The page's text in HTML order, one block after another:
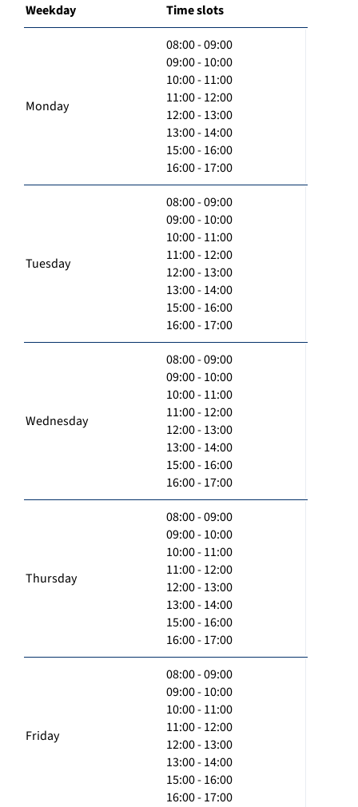
Weekday Time slots
Monday
08:00 - 09:00
09:00 - 10:00
10:00 - 11:00
11:00 - 12:00
12:00 - 13:00
13:00 - 14:00
15:00 - 16:00
16:00 - 17:00
Tuesday
08:00 - 09:00
09:00 - 10:00
10:00 - 11:00
11:00 - 12:00
12:00 - 13:00
13:00 - 14:00
15:00 - 16:00
16:00 - 17:00
Wednesday
08:00 - 09:00
09:00 - 10:00
10:00 - 11:00
11:00 - 12:00
12:00 - 13:00
13:00 - 14:00
15:00 - 16:00
16:00 - 17:00
Thursday
08:00 - 09:00
09:00 - 10:00
10:00 - 11:00
11:00 - 12:00
12:00 - 13:00
13:00 - 14:00
15:00 - 16:00
16:00 - 17:00
Friday
08:00 - 09:00
09:00 - 10:00
10:00 - 11:00
11:00 - 12:00
12:00 - 13:00
13:00 - 14:00
15:00 - 16:00
16:00 - 17:00